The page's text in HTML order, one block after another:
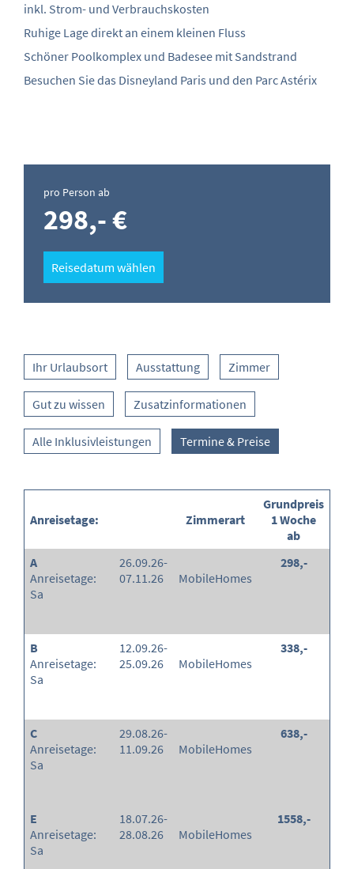
inkl. Strom- und Verbrauchskosten
Ruhige Lage direkt an einem kleinen Fluss
Schöner Poolkomplex und Badesee mit Sandstrand
Besuchen Sie das Disneyland Paris und den Parc Astérix
pro Person ab
298,- €
Reisedatum wählen
Ihr Urlaubsort Ausstattung Zimmer
Gut zu wissen Zusatzinformationen
Alle Inklusivleistungen Termine & Preise
Anreisetage: Zimmerart
Grundpreis
1 Woche
ab
A
Anreisetage:
Sa
26.09.26-
07.11.26
MobileHomes
298,-
B
Anreisetage:
Sa
12.09.26-
25.09.26
MobileHomes
338,-
C
Anreisetage:
Sa
29.08.26-
11.09.26
MobileHomes
638,-
E
Anreisetage:
Sa
18.07.26-
28.08.26
MobileHomes
1558,-